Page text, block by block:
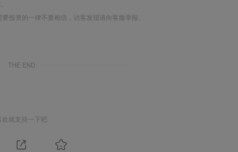
投资的一律不要相信，访客发现请向客服举报。
THE END
欢就支持一下吧